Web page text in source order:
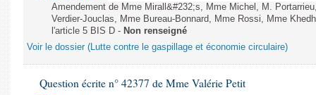
Amendement de Mme Mirall&#232;s, Mme Michel, M.
Verdier-Jouclas, Mme Bureau-Bonnard, Mme Rossi, Mme
l'article 5 BIS D - Non renseigné
Voir le dossier (Lutte contre le gaspillage et économie circulaire)
Question écrite n° 42377 de Mme Valérie Petit